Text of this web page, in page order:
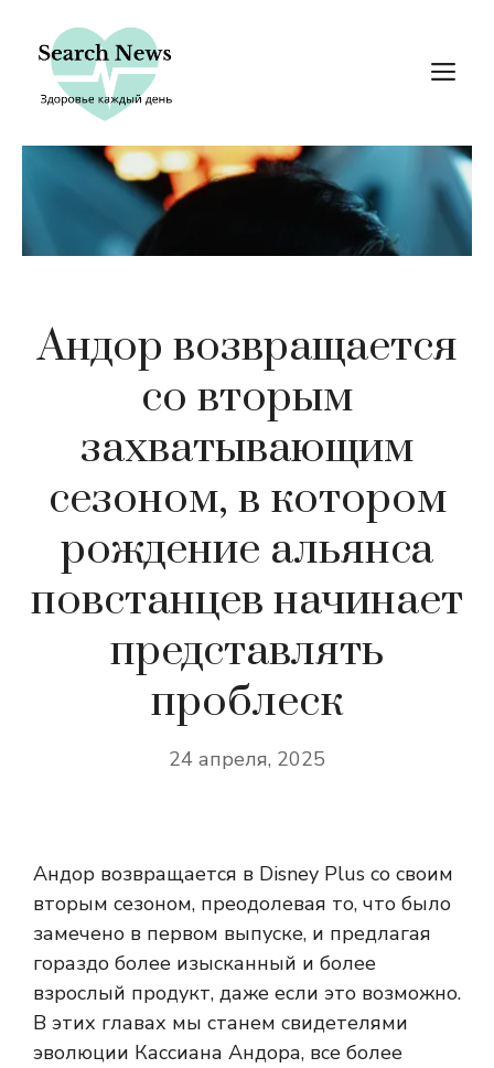
содержимому
Андор возвращается
со вторым
захватывающим
сезоном, в котором
рождение альянса
повстанцев начинает
представлять
проблеск
24 апреля, 2025
Андор возвращается в Disney Plus со своим
вторым сезоном, преодолевая то, что было
замечено в первом выпуске, и предлагая
гораздо более изысканный и более
взрослый продукт, даже если это возможно.
В этих главах мы станем свидетелями
эволюции Кассиана Андора, все более